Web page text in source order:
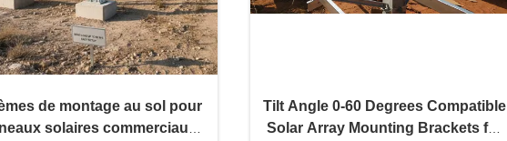
de montage au sol pour
solaires commerciaux
Tilt Angle 0-60 Degrees Compatible
Solar Array Mounting Brackets for